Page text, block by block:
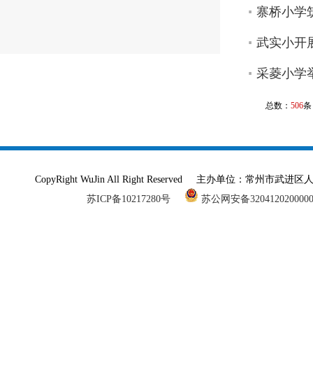
寨桥小学
武实小开
采菱小学
总数： 506
CopyRight WuJin All Right Reserved 主办单位：常州市武进
苏ICP备10217280号
苏公网安备